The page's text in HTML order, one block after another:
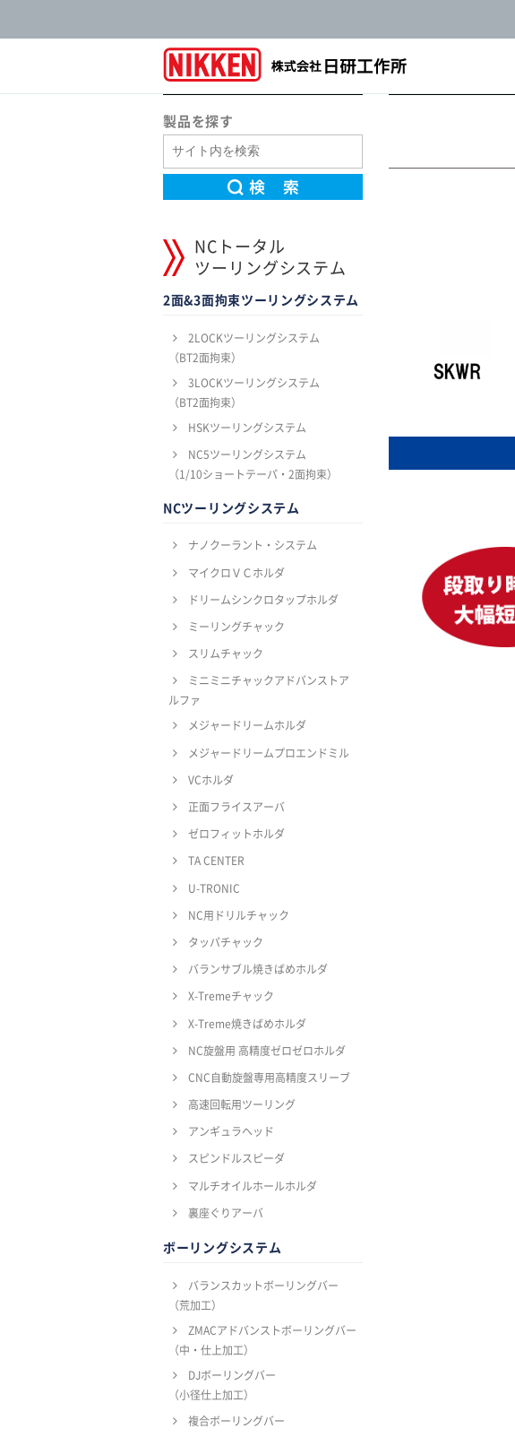
製品を探す
NCトータル
ツーリングシステム
2面&3面拘束ツーリングシステム
2LOCKツーリングシステム
（BT2面拘束）
3LOCKツーリングシステム
（BT2面拘束）
HSKツーリングシステム
NC5ツーリングシステム
（1/10ショートテーパ・2面拘束）
NCツーリングシステム
ナノクーラント・システム
マイクロＶＣホルダ
ドリームシンクロタップホルダ
ミーリングチャック
スリムチャック
ミニミニチャックアドバンストア
ルファ
メジャードリームホルダ
メジャードリームプロエンドミル
VCホルダ
正面フライスアーバ
ゼロフィットホルダ
TA CENTER
U-TRONIC
NC用ドリルチャック
タッパチャック
バランサブル焼きばめホルダ
X-Tremeチャック
X-Treme焼きばめホルダ
NC旋盤用 高精度ゼロゼロホルダ
CNC自動旋盤専用高精度スリーブ
高速回転用ツーリング
アンギュラヘッド
スピンドルスピーダ
マルチオイルホールホルダ
裏座ぐりアーバ
ボーリングシステム
バランスカットボーリングバー
（荒加工）
ZMACアドバンストボーリングバー
（中・仕上加工）
DJボーリングバー
（小径仕上加工）
複合ボーリングバー